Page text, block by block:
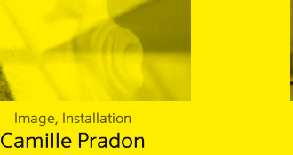
Image, Installation
Camille Pradon